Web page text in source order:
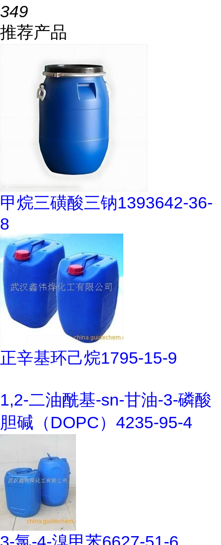
349
推荐产品
甲烷三磺酸三钠1393642-36-
8
正辛基环己烷1795-15-9
1,2-二油酰基-sn-甘油-3-磷酸
胆碱（DOPC）4235-95-4